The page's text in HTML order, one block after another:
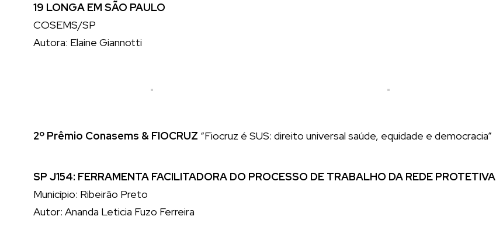
19 LONGA EM SÃO PAULO
COSEMS/SP
Autora: Elaine Giannotti
2º Prêmio Conasems & FIOCRUZ “Fiocruz é SUS: direito universal saúde, equidade e democracia”
SP J154: FERRAMENTA FACILITADORA DO PROCESSO DE TRABALHO DA REDE PROTETIVA
Município: Ribeirão Preto
Autor: Ananda Leticia Fuzo Ferreira